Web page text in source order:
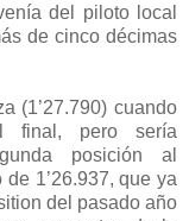
del piloto local
de cinco décimas
(1’27.790) cuando
final, pero sería
posición al
1’26.937, que ya
del pasado año